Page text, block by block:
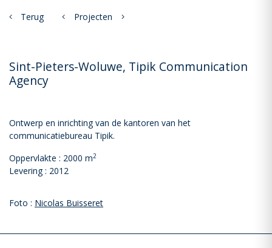
Terug Projecten
Sint-Pieters-Woluwe, Tipik Communication
Agency
Ontwerp en inrichting van de kantoren van het
communicatiebureau Tipik.
Oppervlakte : 2000 m2
Levering : 2012
Foto : Nicolas Buisseret